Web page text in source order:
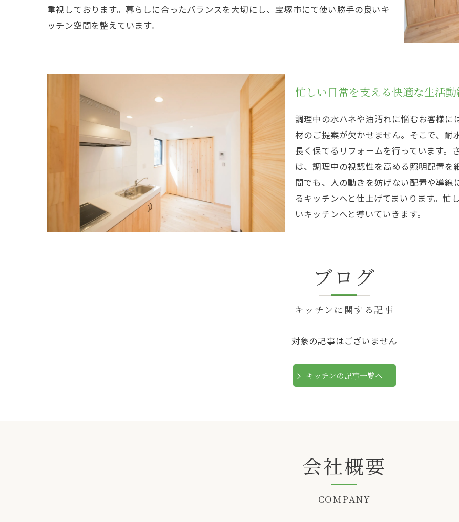
重視しております。暮らしに合ったバランスを大切にし、宝塚市にて使い勝手の良いキ
ッチン空間を整えています。
忙しい日常を支える快適な生活
調理中の水ハネや油汚れに悩むお客様
材のご提案が欠かせません。そこで、
長く保てるリフォームを行っています。
は、調理中の視認性を高める照明配置
間でも、人の動きを妨げない配置や導
るキッチンへと仕上げてまいります。
いキッチンへと導いていきます。
ブログ
キッチンに関する記事
対象の記事はございません
キッチンの記事一覧へ
会社概要
COMPANY